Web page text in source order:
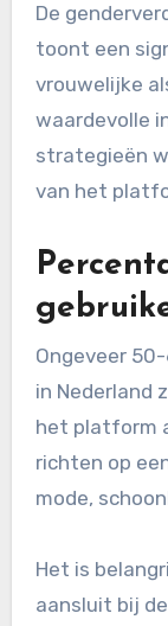
De
toont een
vrouwelijke
waardevolle
strategieën
van het
Ongeveer
in Nederland
het platform
richten op
mode,
Het is
aansluit bij